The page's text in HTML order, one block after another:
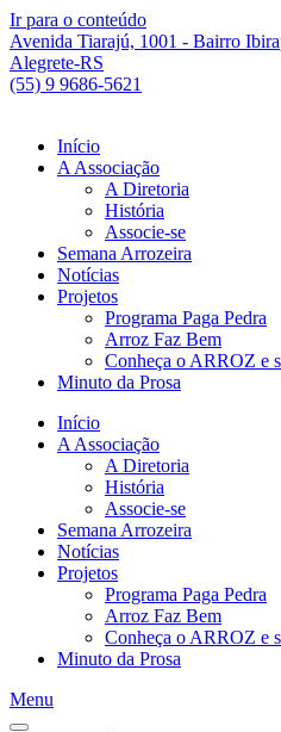
Ir para o conteúdo
Avenida Tiarajú, 1001 - Bairro
Alegrete-RS
(55) 9 9686-5621
Início
A Associação
A Diretoria
História
Associe-se
Semana Arrozeira
Notícias
Projetos
Programa Paga Pedra
Arroz Faz Bem
Conheça o ARROZ e
Minuto da Prosa
Início
A Associação
A Diretoria
História
Associe-se
Semana Arrozeira
Notícias
Projetos
Programa Paga Pedra
Arroz Faz Bem
Conheça o ARROZ e
Minuto da Prosa
Menu